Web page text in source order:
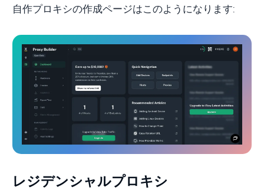
自作プロキシの作成ページはこのようになります:
レジデンシャルプロキシ